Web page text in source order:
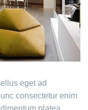
eget ad
consectetur enim
platea